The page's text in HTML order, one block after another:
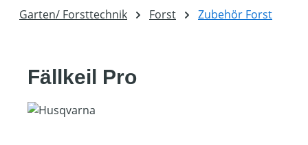
Garten/ Forsttechnik Forst Zubehör Forst
Fällkeil Pro